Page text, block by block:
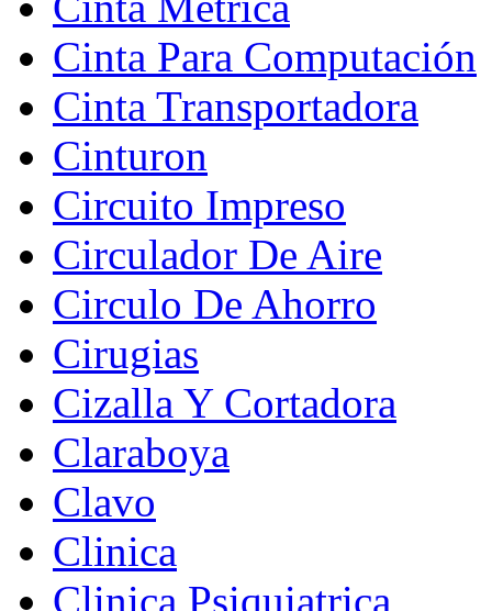
Cinta Para Computación
Cinta Transportadora
Cinturon
Circuito Impreso
Circulador De Aire
Circulo De Ahorro
Cirugias
Cizalla Y Cortadora
Claraboya
Clavo
Clinica
Clinica Psiquiatrica